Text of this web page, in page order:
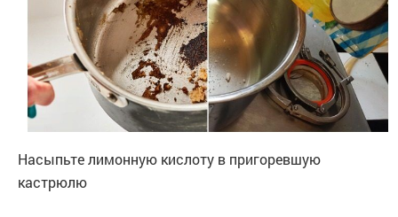
Насыпьте лимонную кислоту в пригоревшую
кастрюлю